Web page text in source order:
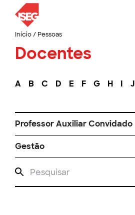
Início/ Pessoas
Docentes
A B C D E F G H I J
Professor Auxiliar Convidado
Gestão